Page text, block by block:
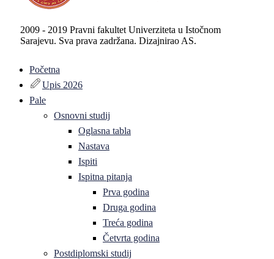
2009 - 2019 Pravni fakultet Univerziteta u Istočnom
Sarajevu. Sva prava zadržana. Dizajnirao AS.
Početna
Upis 2026
Pale
Osnovni studij
Oglasna tabla
Nastava
Ispiti
Ispitna pitanja
Prva godina
Druga godina
Treća godina
Četvrta godina
Postdiplomski studij